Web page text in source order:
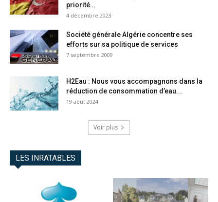
priorité...
4 décembre 2023
Société générale Algérie concentre ses
efforts sur sa politique de services
7 septembre 2009
H2Eau : Nous vous accompagnons dans la
réduction de consommation d’eau...
19 août 2024
Voir plus
LES INRATABLES